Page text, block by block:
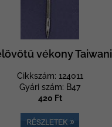
vékony Taiwani
Cikkszám: 124011
Gyári szám: B47
420 Ft